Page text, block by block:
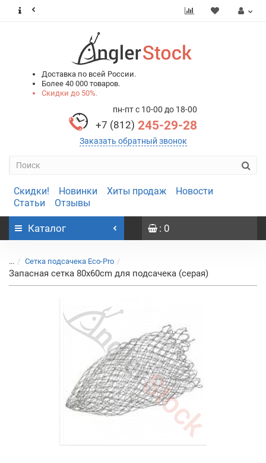
Доставка по всей России.
Более 40 000 товаров.
Скидки до 50%.
пн-пт с 10-00 до 18-00
+7 (812) 245-29-28
Заказать обратный звонок
Скидки! Новинки Хиты продаж
Новости
Статьи
Отзывы
Каталог : 0
... Сетка подсачека Eco-Pro
Запасная сетка 80x60cm для подсачека (серая)